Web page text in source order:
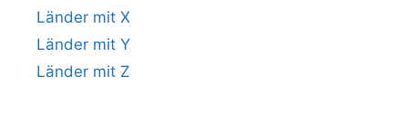
Länder mit X
Länder mit Y
Länder mit Z